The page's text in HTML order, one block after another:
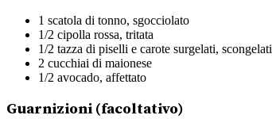
1 scatola di tonno, sgocciolato
1/2 cipolla rossa, tritata
1/2 tazza di piselli e carote surgelati, scongelati
2 cucchiai di maionese
1/2 avocado, affettato
Guarnizioni (facoltativo)